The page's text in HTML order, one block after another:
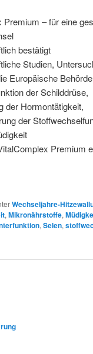
Premium – für eine
bestätigt
Studien,
Europäische
der Schilddrüse,
der Hormontätigkeit,
der
Premium
Wechseljahre-
, Mikronährstoffe,
, Selen,